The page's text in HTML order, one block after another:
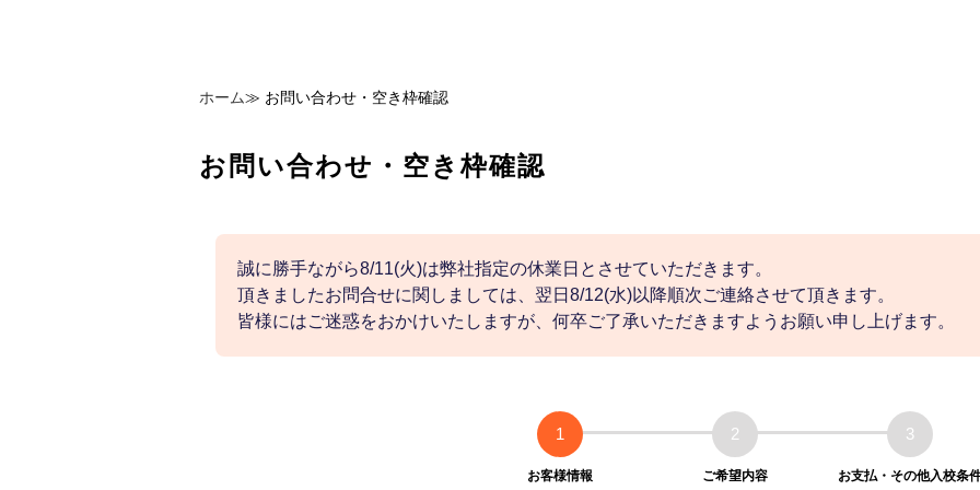
ホーム≫ お問い合わせ・空き枠確認
お問い合わせ・空き枠確認
誠に勝手ながら8/11(火)は弊社指定の休業日とさせていただきます。
頂きましたお問合せに関しましては、翌日8/12(水)以降順次ご連絡させて頂きます。
皆様にはご迷惑をおかけいたしますが、何卒ご了承いただきますようお願い申し上げます。
1
お客様情報
2
ご希望内容
3
お支払・その他入校条